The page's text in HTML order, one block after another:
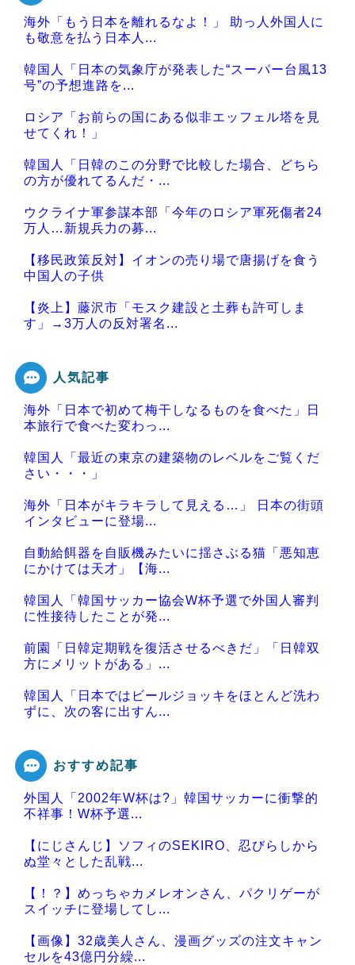
海外「もう日本を離れるなよ！」 助っ人外国人に
も敬意を払う日本人...
韓国人「日本の気象庁が発表した“スーパー台風13
号”の予想進路を...
ロシア「お前らの国にある似非エッフェル塔を見
せてくれ！」
韓国人「日韓のこの分野で比較した場合、どちら
の方が優れてるんだ・...
ウクライナ軍参謀本部「今年のロシア軍死傷者24
万人…新規兵力の募...
【移民政策反対】イオンの売り場で唐揚げを食う
中国人の子供
【炎上】藤沢市「モスク建設と土葬も許可しま
す」→3万人の反対署名...
Powered by livedoor 相互RSS
人気記事
海外「日本で初めて梅干しなるものを食べた」日
本旅行で食べた変わっ...
韓国人「最近の東京の建築物のレベルをご覧くだ
さい・・・」
海外「日本がキラキラして見える…」 日本の街頭
インタビューに登場...
自動給餌器を自販機みたいに揺さぶる猫「悪知恵
にかけては天才」【海...
韓国人「韓国サッカー協会W杯予選で外国人審判
に性接待したことが発...
前園「日韓定期戦を復活させるべきだ」「日韓双
方にメリットがある」...
韓国人「日本ではビールジョッキをほとんど洗わ
ずに、次の客に出すん...
Powered by livedoor 相互RSS
おすすめ記事
外国人「2002年W杯は?」韓国サッカーに衝撃的
不祥事！W杯予選...
【にじさんじ】ソフィのSEKIRO、忍びらしから
ぬ堂々とした乱戦...
【！？】めっちゃカメレオンさん、パクリゲーが
スイッチに登場してし...
【画像】32歳美人さん、漫画グッズの注文キャン
セルを43億円分繰...